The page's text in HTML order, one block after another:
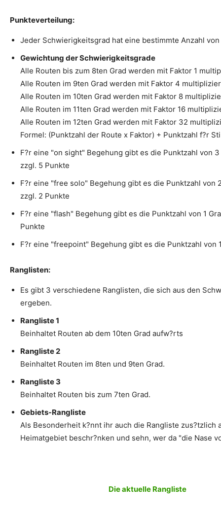
Punkteverteilung:
Jeder Schwierigkeitsgrad hat eine bestimmte Anzahl
Gewichtung der Schwierigkeitsgrade
Alle Routen bis zum 8ten Grad werden mit Faktor 1
Alle Routen im 9ten Grad werden mit Faktor 4
Alle Routen im 10ten Grad werden mit Faktor 8
Alle Routen im 11ten Grad werden mit Faktor 16
Alle Routen im 12ten Grad werden mit Faktor 32
Formel: (Punktzahl der Route x Faktor) + Punktzahl f?r
F?r eine "on sight" Begehung gibt es die Punktzahl von
zzgl. 5 Punkte
F?r eine "free solo" Begehung gibt es die Punktzahl von
zzgl. 2 Punkte
F?r eine "flash" Begehung gibt es die Punktzahl von 1
Punkte
F?r eine "freepoint" Begehung gibt es die Punktzahl von
Ranglisten:
Es gibt 3 verschiedene Ranglisten, die sich aus den
ergeben.
Rangliste 1
Beinhaltet Routen ab dem 10ten Grad aufw?rts
Rangliste 2
Beinhaltet Routen im 8ten und 9ten Grad.
Rangliste 3
Beinhaltet Routen bis zum 7ten Grad.
Gebiets-Rangliste
Als Besonderheit k?nnt ihr auch die Rangliste zus?tzlich
Heimatgebiet beschr?nken und sehn, wer da "die Nase
Die aktuelle Rangliste